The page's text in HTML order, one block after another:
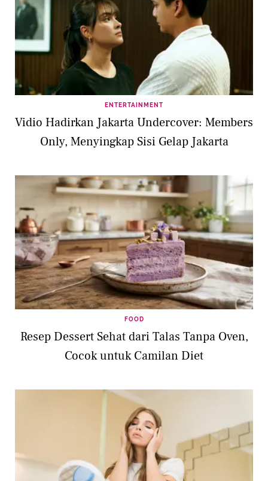
ENTERTAINMENT
Vidio Hadirkan Jakarta Undercover: Members
Only, Menyingkap Sisi Gelap Jakarta
FOOD
Resep Dessert Sehat dari Talas Tanpa Oven,
Cocok untuk Camilan Diet